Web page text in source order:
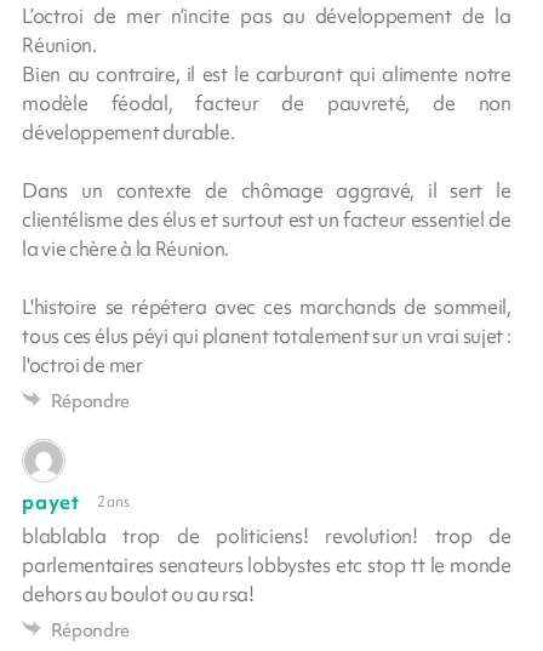
L’octroi de mer n’incite pas au développement de la
Réunion.
Bien au contraire, il est le carburant qui alimente notre
modèle féodal, facteur de pauvreté, de non
développement durable.
Dans un contexte de chômage aggravé, il sert le
clientélisme des élus et surtout est un facteur essentiel de
la vie chère à la Réunion.
L'histoire se répétera avec ces marchands de sommeil,
tous ces élus péyi qui planent totalement sur un vrai sujet :
l'octroi de mer
Répondre
payet 2 ans
blablabla trop de politiciens! revolution! trop de
parlementaires senateurs lobbystes etc stop tt le monde
dehors au boulot ou au rsa!
Répondre